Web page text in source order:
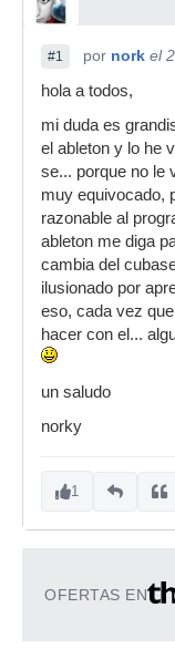
#1 por nork el
hola a todos,
mi duda es
el ableton y lo he
se... porque no le
muy equivocado,
razonable al
ableton me diga
cambia del
ilusionado por
eso, cada vez
hacer con el...
un saludo
norky
1
OFERTAS EN